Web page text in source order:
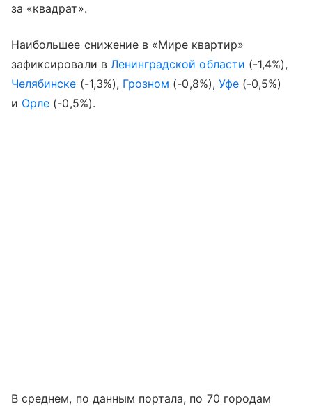
за «квадрат».
Наибольшее снижение в «Мире квартир»
зафиксировали в Ленинградской области (-1,4%),
Челябинске (-1,3%), Грозном (-0,8%), Уфе(-0,5%)
и Орле (-0,5%).
В среднем, по данным портала, по 70 городам